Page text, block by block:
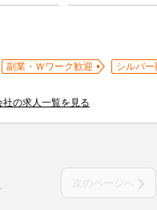
副業・Ｗワーク歓迎
シルバー
の求人一覧を見る
次のページへ